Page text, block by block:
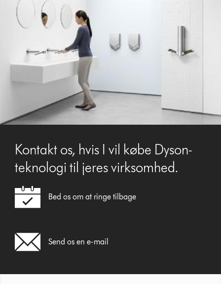
Kontakt os, hvis I vil købe Dyson-
teknologi til jeres virksomhed.
Bed os om at ringe tilbage
Send os en e-mail